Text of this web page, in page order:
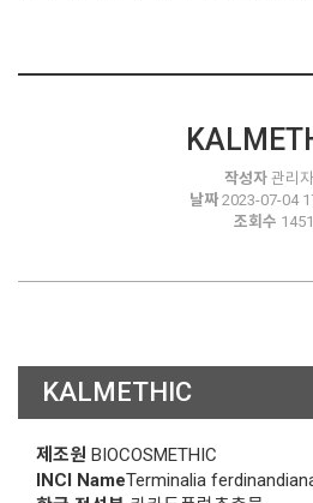
작성자관리자
날짜2023-07-04
조회수 1451
KALMETHIC
제조원 BIOCOSMETHIC
INCI NameTerminalia